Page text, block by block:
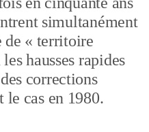
simultanément
de « territoire
hausses rapides
corrections
le cas en 1980.